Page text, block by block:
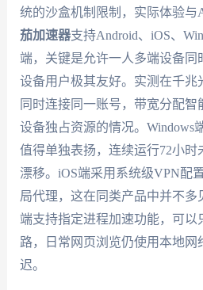
统的沙盒机制限制，实际体验与
茄加速器支持Android、iOS、
端，关键是允许一人多端设备同
设备用户极其友好。实测在千兆
同时连接同一账号，带宽分配
设备独占资源的情况。Windows
值得单独表扬，连续运行72小时
漂移。iOS端采用系统级VPN配
局代理，这在同类产品中并不多
端支持指定进程加速功能，可以
路，日常网页浏览仍使用本地网
迟。